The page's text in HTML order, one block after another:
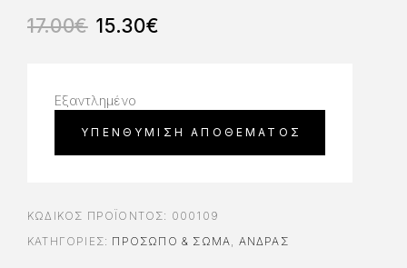
17.00€ 15.30€
Εξαντλημένο
ΚΩΔΙΚΌΣ ΠΡΟΪΌΝΤΟΣ: 000109
ΚΑΤΗΓΟΡΊΕΣ: ΠΡΌΣΩΠΟ & ΣΏΜΑ ΆΝΔΡΑΣ